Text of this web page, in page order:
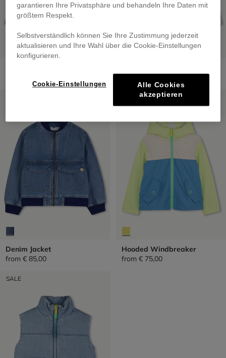
from€ 79,00
Denim Jacket
from € 85,00
Hooded Windbreaker
from € 75,00
SALE
garantieren Ihre Privatsphäre und behandeln Ihre Daten mit
größtem Respekt.
Selbstverständlich können Sie Ihre Zustimmung jederzeit
aktualisieren und Ihre Wahl über die Cookie-Einstellungen
konfigurieren.
Cookie-Einstellungen
Alle Cookies
akzeptieren